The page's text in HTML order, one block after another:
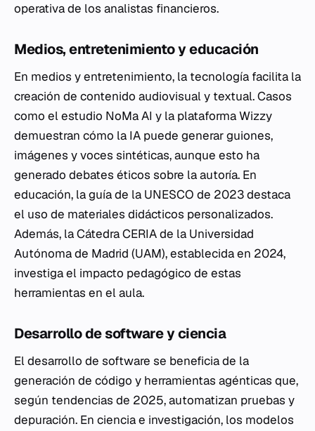
operativa de los analistas financieros.
Medios, entretenimiento y educación
En medios y entretenimiento, la tecnología facilita la
creación de contenido audiovisual y textual. Casos
como el estudio NoMa AI y la plataforma Wizzy
demuestran cómo la IA puede generar guiones,
imágenes y voces sintéticas, aunque esto ha
generado debates éticos sobre la autoría. En
educación, la guía de la UNESCO de 2023 destaca
el uso de materiales didácticos personalizados.
Además, la Cátedra CERIA de la Universidad
Autónoma de Madrid (UAM), establecida en 2024,
investiga el impacto pedagógico de estas
herramientas en el aula.
Desarrollo de software y ciencia
El desarrollo de software se beneficia de la
generación de código y herramientas agénticas que,
según tendencias de 2025, automatizan pruebas y
depuración. En ciencia e investigación, los modelos